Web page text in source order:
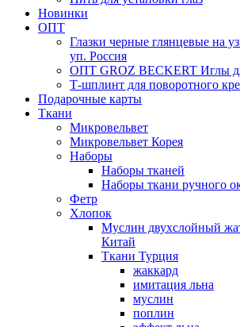
Новинки
ОПТ
Глазки черные глянцевые на
уп. Россия
ОПТ GROZ BECKERT Иглы
Т-шплинт для поворотного
Подарочные карты
Ткани
Микровельвет
Микровельвет Корея
Наборы
Наборы тканей
Наборы ткани ручного
Фетр
Хлопок
Муслин двухслойный
Китай
Ткани Турция
жаккард
имитация льна
муслин
поплин